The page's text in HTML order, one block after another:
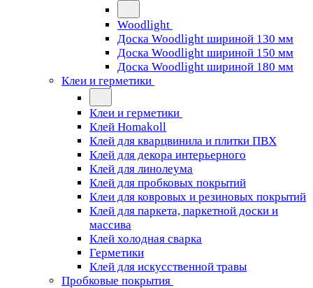
Woodlight
Доска Woodlight шириной 130 мм
Доска Woodlight шириной 150 мм
Доска Woodlight шириной 180 мм
Клеи и герметики
Клеи и герметики
Клей Homakoll
Клей для кварцвинила и плитки ПВХ
Клей для декора интерьерного
Клей для линолеума
Клей для пробковых покрытий
Клеи для ковровых и резиновых покрытий
Клей для паркета, паркетной доски и
массива
Клей холодная сварка
Герметики
Клей для искусственной травы
Пробковые покрытия